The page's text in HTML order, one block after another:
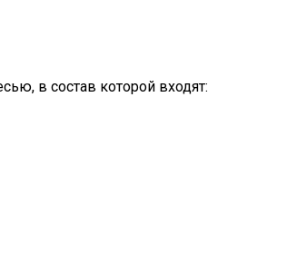
в состав которой входят: